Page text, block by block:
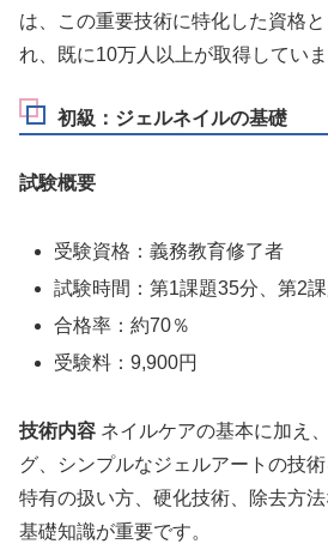
は、この重要技術に特化した資格
れ、既に10万人以上が取得していま
初級：ジェルネイルの基礎
試験概要
受験資格：義務教育修了者
試験時間：第1課題35分、第2
合格率：約70％
受験料：9,900円
技術内容 ネイルケアの基本に加え
グ、シンプルなジェルアートの技
特有の扱い方、硬化技術、除去方
基礎知識が重要です。